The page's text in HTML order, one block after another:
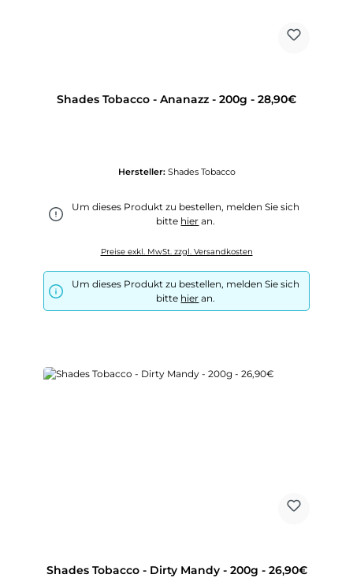
Shades Tobacco - Ananazz - 200g - 28,90€
Hersteller: Shades Tobacco
Um dieses Produkt zu bestellen, melden Sie sich
bitte hier an.
Preise exkl. MwSt. zzgl. Versandkosten
Um dieses Produkt zu bestellen, melden Sie sich
bitte hier an.
Shades Tobacco - Dirty Mandy - 200g - 26,90€